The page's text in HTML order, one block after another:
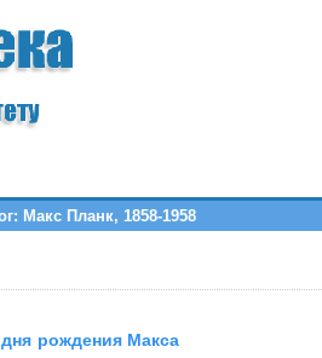
Макс Планк, 1858-1958
рождения Макса